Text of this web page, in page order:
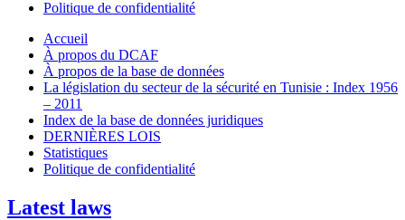
Politique de confidentialité
Accueil
À propos du DCAF
À propos de la base de données
La législation du secteur de la sécurité en Tunisie : Index 1956
– 2011
Index de la base de données juridiques
DERNIÈRES LOIS
Statistiques
Politique de confidentialité
Latest laws